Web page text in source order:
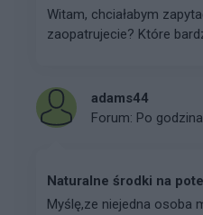
Witam, chciałabym
zaopatrujecie? Które
adams44
Forum: Po
Naturalne środki na
Myślę,ze niejedna osoba